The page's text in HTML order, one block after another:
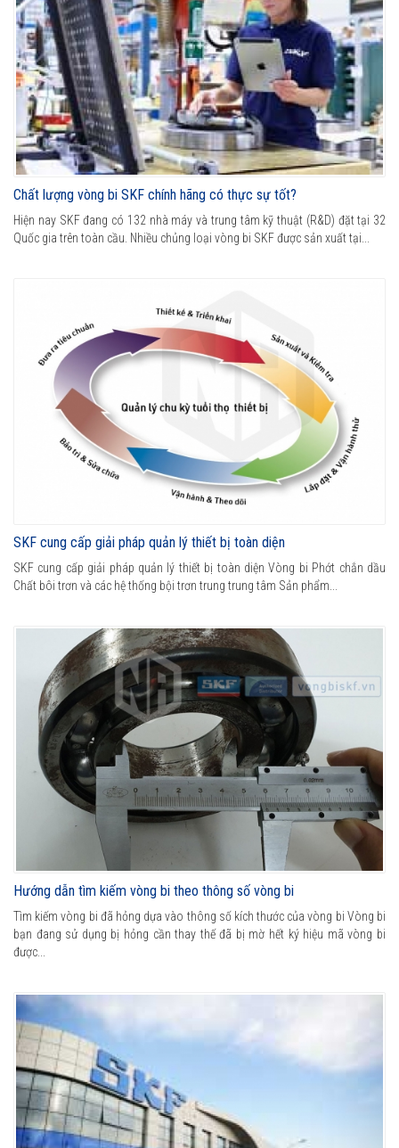
Chất lượng vòng bi SKF chính hãng có thực sự tốt?
Hiện nay SKF đang có 132 nhà máy và trung tâm kỹ thuật (R&D) đặt tại 32
Quốc gia trên toàn cầu. Nhiều chủng loại vòng bi SKF được sản xuất tại...
SKF cung cấp giải pháp quản lý thiết bị toàn diện
SKF cung cấp giải pháp quản lý thiết bị toàn diện Vòng bi Phớt chắn dầu
Chất bôi trơn và các hệ thống bội trơn trung trung tâm Sản phẩm...
Hướng dẫn tìm kiếm vòng bi theo thông số vòng bi
Tìm kiếm vòng bi đã hỏng dựa vào thông số kích thước của vòng bi Vòng bi
bạn đang sử dụng bị hỏng cần thay thế đã bị mờ hết ký hiệu mã vòng bi
được...